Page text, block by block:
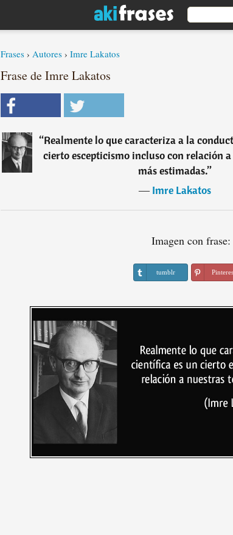
Frases › Autores › Imre Lakatos
Frase de Imre Lakatos
“Realmente lo que caracteriza a la
cierto escepticismo incluso con relación
más estimadas.”
―Imre Lakatos
Imagen con frase:
tumblr